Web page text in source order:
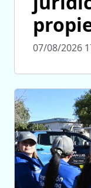
07/08/2026